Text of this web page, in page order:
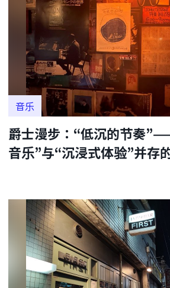
音乐
爵士漫步：“低沉的节奏
音乐”与“沉浸式体验”并存